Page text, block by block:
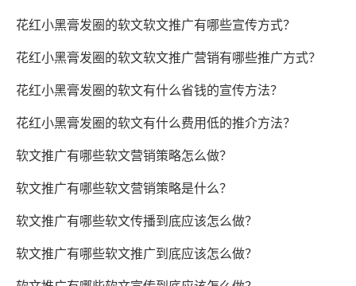
花红小黑膏发圈的软文软文推广有哪些宣传方式？
花红小黑膏发圈的软文软文推广营销有哪些推广方式？
花红小黑膏发圈的软文有什么省钱的宣传方法？
花红小黑膏发圈的软文有什么费用低的推介方法？
软文推广有哪些软文营销策略怎么做？
软文推广有哪些软文营销策略是什么？
软文推广有哪些软文传播到底应该怎么做？
软文推广有哪些软文推广到底应该怎么做？